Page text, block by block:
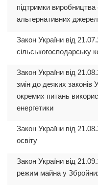
підтримки виробництва
альтернативних джерел
Закон України від
сільськогосподарську
Закон України від
змін до деяких
окремих питань
енергетики
Закон України від
освіту
Закон України від
режим майна у